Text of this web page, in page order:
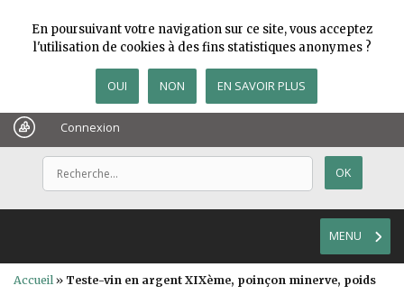
Connexion
MENU
Accueil» Teste-vin en argent XIXème, poinçon minerve, poids
En poursuivant votre navigation sur ce site, vous acceptez
l'utilisation de cookies à des fins statistiques anonymes ?
OUI NON EN SAVOIR PLUS